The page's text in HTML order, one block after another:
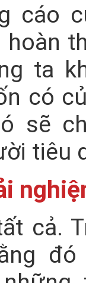
cáo
ta
có
sẽ
tiêu
cả.